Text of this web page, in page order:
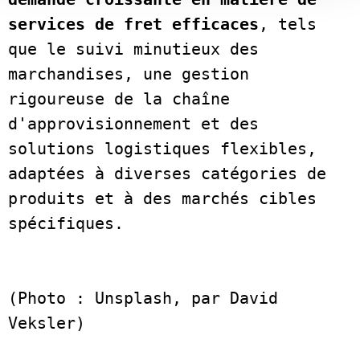
services de fret efficaces , tels
que le suivi minutieux des
marchandises, une gestion
rigoureuse de la chaîne
d'approvisionnement et des
solutions logistiques flexibles,
adaptées à diverses catégories de
produits et à des marchés cibles
spécifiques.
(Photo : Unsplash, par David